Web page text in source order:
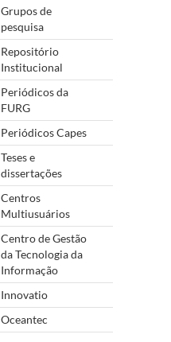
Grupos de
pesquisa
Repositório
Institucional
Periódicos da
FURG
Periódicos Capes
Teses e
dissertações
Centros
Multiusuários
Centro de Gestão
da Tecnologia da
Informação
Innovatio
Oceantec